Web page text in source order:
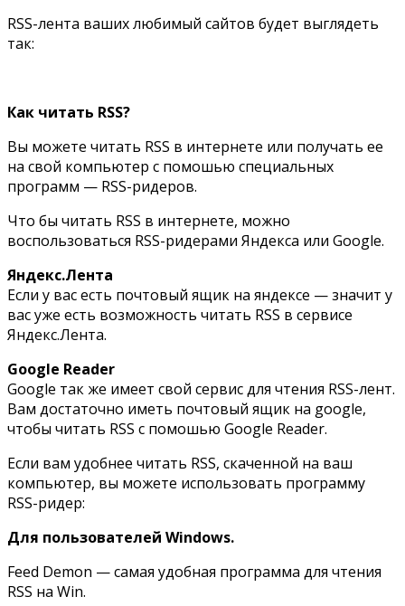
RSS-лента ваших любимый сайтов будет выглядеть
так:
Как читать RSS?
Вы можете читать RSS в интернете или получать ее
на свой компьютер с помошью специальных
программ — RSS-ридеров.
Что бы читать RSS в интернете, можно
воспользоваться RSS-ридерами Яндекса или Google.
Яндекс.Лента
Если у вас есть почтовый ящик на яндексе — значит у
вас уже есть возможность читать RSS в сервисе
Яндекс.Лента.
Google Reader
Google так же имеет свой сервис для чтения RSS-лент.
Вам достаточно иметь почтовый ящик на google,
чтобы читать RSS с помошью Google Reader.
Если вам удобнее читать RSS, скаченной на ваш
компьютер, вы можете использовать программу
RSS-ридер:
Для пользователей Windows.
Feed Demon — самая удобная программа для чтения
RSS на Win.